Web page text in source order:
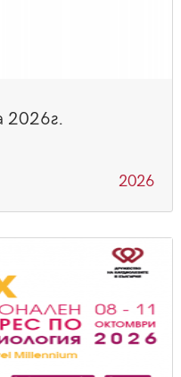
2026г.
2026